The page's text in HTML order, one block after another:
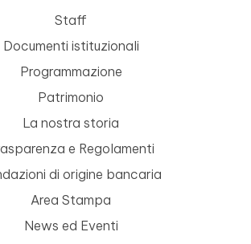
Staff
Documenti istituzionali
Programmazione
Patrimonio
La nostra storia
e Regolamenti
di origine bancaria
Area Stampa
News ed Eventi